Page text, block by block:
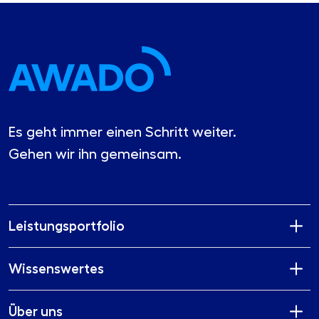
Es geht immer einen Schritt weiter.
Gehen wir ihn gemeinsam.
Leistungsportfolio
Wissenswertes
Über uns